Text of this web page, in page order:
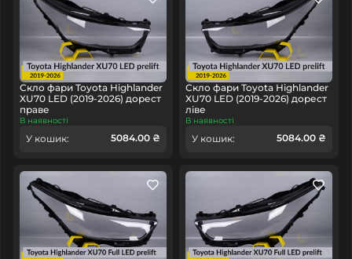
Скло фари Toyota Highlander
XU70 LED (2019-2026) дорест
праве
В наявності
У кошик: 5084.00 ₴
Скло фари Toyota Highlander
XU70 LED (2019-2026) дорест
ліве
В наявності
У кошик: 5084.00 ₴